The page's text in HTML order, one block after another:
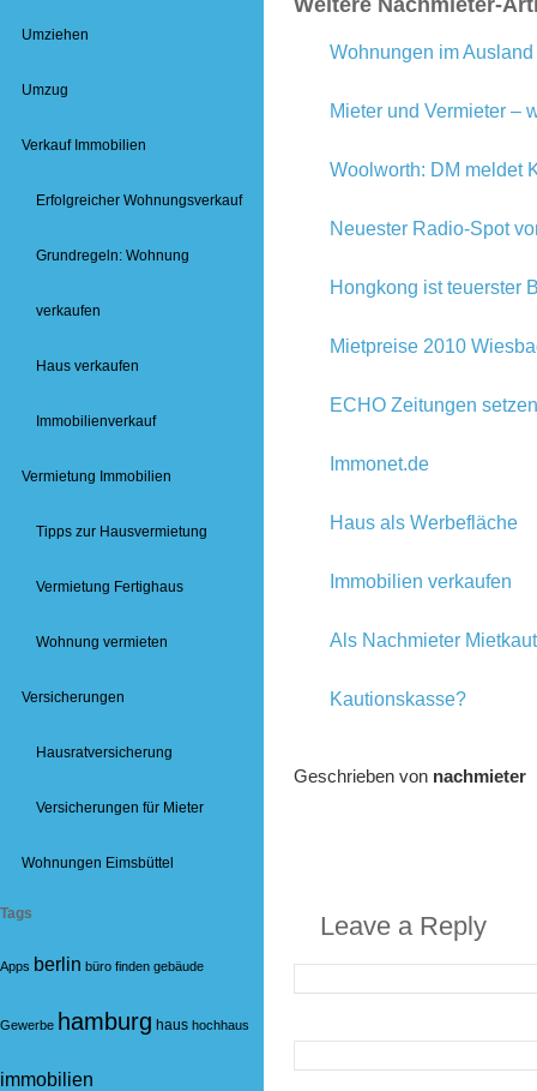
Umziehen
Umzug
Verkauf Immobilien
Erfolgreicher Wohnungsverkauf
Grundregeln: Wohnung
verkaufen
Haus verkaufen
Immobilienverkauf
Vermietung Immobilien
Tipps zur Hausvermietung
Vermietung Fertighaus
Wohnung vermieten
Versicherungen
Hausratversicherung
Versicherungen für Mieter
Wohnungen Eimsbüttel
Tags
Apps berlin büro finden gebäude
Gewerbe hamburg haus hochhaus
immobilien
Weitere Nachmieter-
Wohnungen im
Mieter und Vermieter –
Woolworth: DM meldet
Neuester Radio-Spot
Hongkong ist teuerster
Mietpreise 2010
ECHO Zeitungen
Immonet.de
Haus als Werbefläche
Immobilien verkaufen
Als Nachmieter
Kautionskasse?
Geschrieben von nachmieter
Leave a Reply